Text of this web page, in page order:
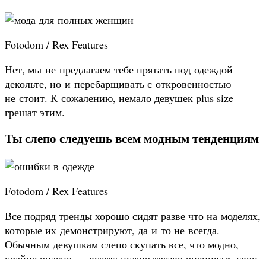
Fotodom / Rex Features
Нет, мы не предлагаем тебе прятать под одеждой
декольте, но и перебарщивать с откровенностью
не стоит. К сожалению, немало девушек plus size
грешат этим.
Ты слепо следуешь всем модным тенденциям
Fotodom / Rex Features
Все подряд тренды хорошо сидят разве что на моделях,
которые их демонстрируют, да и то не всегда.
Обычным девушкам слепо скупать все, что модно,